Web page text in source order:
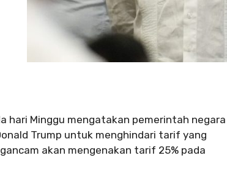
hari Minggu mengatakan pemerintah negara
Trump untuk menghindari tarif yang
akan mengenakan tarif 25% pada